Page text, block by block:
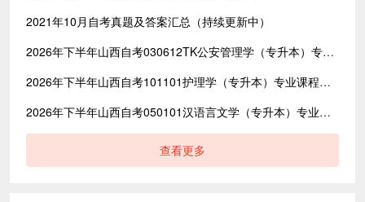
2021年10月自考真题及答案汇总（持续更新中）
2026年下半年山西自考030612TK公安管理学（专升本）专业课程设置表｜中国人民公安大学考试计划一览表
2026年下半年山西自考101101护理学（专升本）专业课程设置表｜长治医学院考试计划一览表
2026年下半年山西自考050101汉语言文学（专升本）专业课程设置表｜山西师范大学考试计划一览表
查看更多